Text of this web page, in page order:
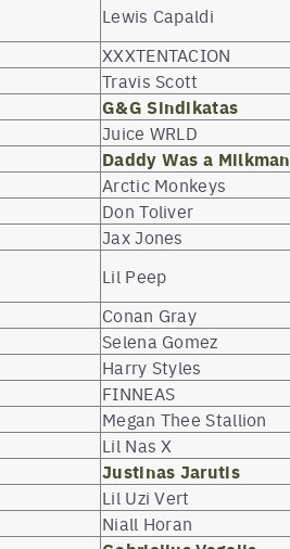
Lewis Capaldi
XXXTENTACION
Travis Scott
G&G Sindikatas
Juice WRLD
Daddy Was a Milkman
Arctic Monkeys
Don Toliver
Jax Jones
Lil Peep
Conan Gray
Selena Gomez
Harry Styles
FINNEAS
Megan Thee Stallion
Lil Nas X
Justinas Jarutis
Lil Uzi Vert
Niall Horan